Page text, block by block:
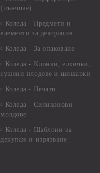
(пънчове)
Коледа - Предмети и
елементи за декорация
Коледа - За опаковане
Коледа - Kлонки, елхички,
сушени плодове и шишарки
Коледа - Печати
Коледа - Силиконови
молдове
Коледа - Шаблони за
декупаж и изрязване